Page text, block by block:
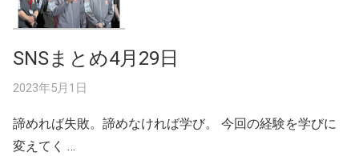
SNSまとめ4月29日
2023年5月1日
諦めれば失敗。諦めなければ学び。 今回の経験を学びに
変えてく …